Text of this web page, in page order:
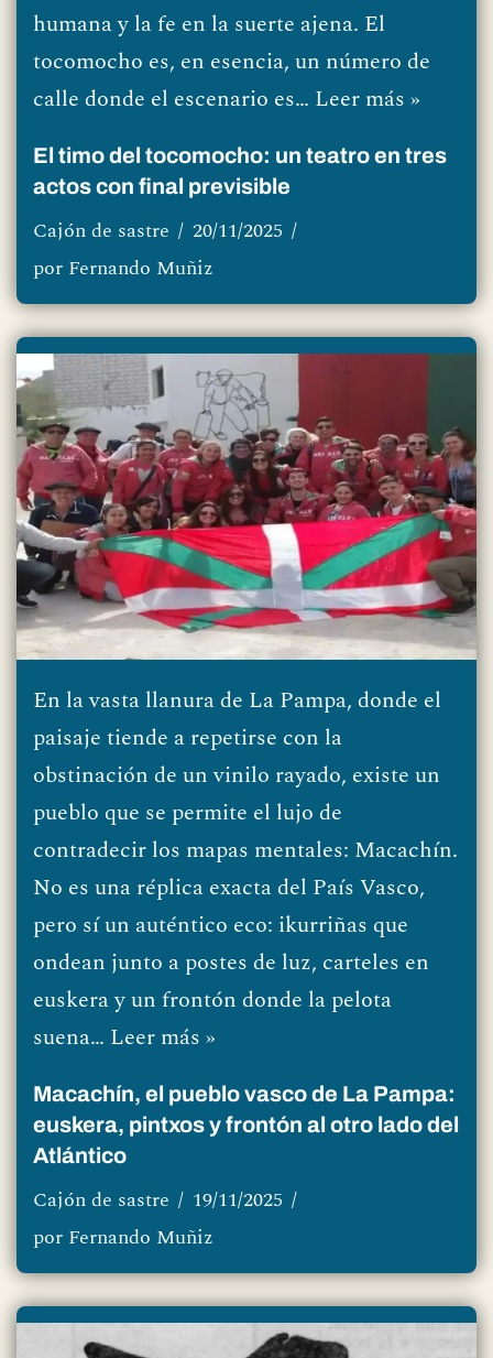
humana y la fe en la suerte ajena. El
tocomocho es, en esencia, un número de
calle donde el escenario es… Leer más »
El timo del tocomocho: un teatro en tres
actos con final previsible
Cajón de sastre
20/11/2025
por Fernando Muñiz
En la vasta llanura de La Pampa, donde el
paisaje tiende a repetirse con la
obstinación de un vinilo rayado, existe un
pueblo que se permite el lujo de
contradecir los mapas mentales: Macachín.
No es una réplica exacta del País Vasco,
pero sí un auténtico eco: ikurriñas que
ondean junto a postes de luz, carteles en
euskera y un frontón donde la pelota
suena… Leer más »
Macachín, el pueblo vasco de La Pampa:
euskera, pintxos y frontón al otro lado del
Atlántico
Cajón de sastre
19/11/2025
por Fernando Muñiz